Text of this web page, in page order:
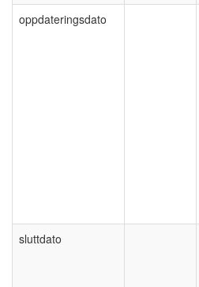
oppdateringsdato
sluttdato